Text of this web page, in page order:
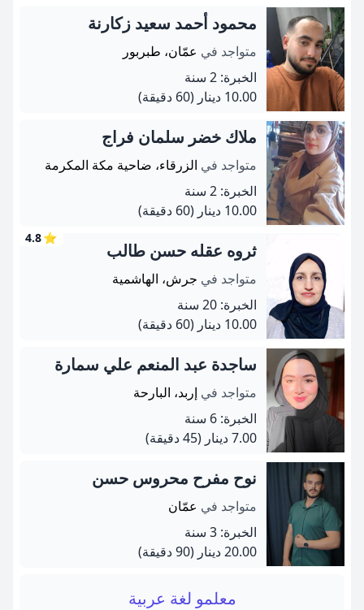
محمود أحمد سعيد زكارنة
متواجد في عمّان، طبربور
الخبرة: 2 سنة
10.00 دينار
(60 دقيقة)
ملاك خضر سلمان فراج
متواجد في الزرقاء، ضاحية مكة المكرمة
الخبرة: 2 سنة
10.00 دينار
(60 دقيقة)
⭐
4.8
ثروه عقله حسن طالب
متواجد في جرش، الهاشمية
الخبرة: 20 سنة
10.00 دينار
(60 دقيقة)
ساجدة عبد المنعم علي سمارة
متواجد في إربد، البارحة
الخبرة: 6 سنة
7.00 دينار
(45 دقيقة)
نوح مفرح محروس حسن
متواجد في عمّان
الخبرة: 3 سنة
20.00 دينار
(90 دقيقة)
معلمو لغة عربية